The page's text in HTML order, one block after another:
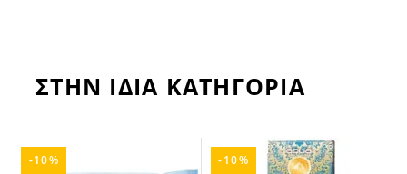
ΣΤΗΝ ΙΔΙΑ ΚΑΤΗΓΟΡΙΑ
-10% -10%